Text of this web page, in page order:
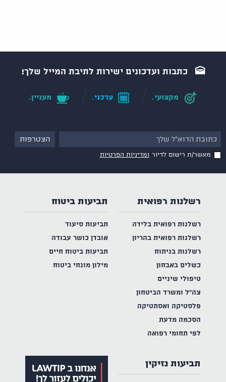
כתבות ועדכונים ישירות לתיבת המייל שלך!
מקצועי. עדכני. מעניין.
מאשר/ת רישום לדיור ומדיניות הפרטיות
רשלנות רפואית
רשלנות רפואית בלידה
רשלנות רפואית בהריון
רשלנות בניתוח
כשלים באבחון
טיפולי שיניים
צה"ל ומשרד הביטחון
פלסטיקה ואסתטיקה
הסכמה מדעת
לפי תחומי רפואה
תביעות ביטוח
תביעות סיעוד
אובדן כושר עבודה
תביעות ביטוח חיים
מילון מונחי ביטוח
תביעות נזיקין